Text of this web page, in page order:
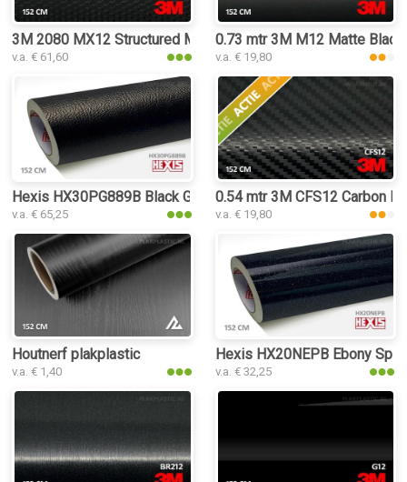
3M 2080 MX12 Structured Matrix Black plakplastic
v.a. € 61,60
0.73 mtr 3M M12 Matte Black
v.a. € 19,80
Hexis HX30PG889B Black Grain Leather Gloss plakplastic
v.a. € 65,25
0.54 mtr 3M CFS12 Carbon
v.a. € 19,80
Houtnerf plakplastic
v.a. € 1,40
Hexis HX20NEPB Ebony
v.a. € 32,25